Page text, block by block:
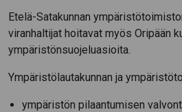
Etelä-Satakunnan
viranhaltijat hoitavat myös Oripään
ympäristönsuojeluasioita.
Ympäristölautakunnan ja
ympäristön pilaantumisen